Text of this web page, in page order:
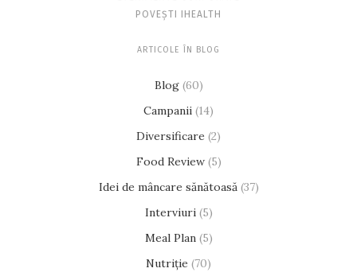
POVEȘTI IHEALTH
ARTICOLE ÎN BLOG
Blog(60)
Campanii (14)
Diversificare (2)
Food Review(5)
Idei de mâncare sănătoasă(37)
Interviuri(5)
Meal Plan(5)
Nutriție (70)